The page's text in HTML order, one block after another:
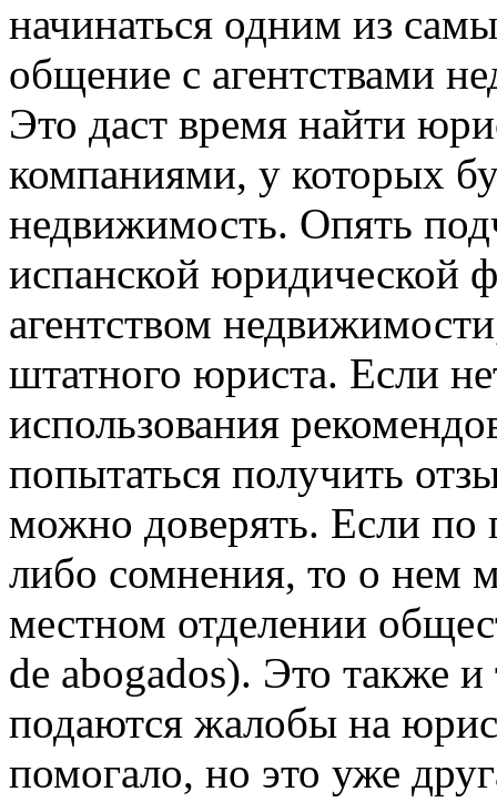
начинаться одним из
общение с агентствами
Это даст время найти
компаниями, у которых
недвижимость. Опять
испанской юридической
агентством
штатного юриста. Если
использования
попытаться получить
можно доверять. Если по
либо сомнения, то о нем
местном отделении
de abogados). Это также
подаются жалобы на
помогало, но это уже